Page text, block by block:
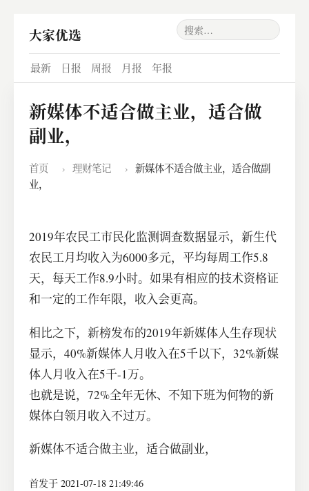
大家优选
最新 日报 周报 月报 年报
新媒体不适合做主业，适合做
副业，
首页 › 理财笔记 ›
新媒体不适合做主业，适合做副
业，
2019年农民工市民化监测调查数据显示，新生代
农民工月均收入为6000多元，平均每周工作5.8
天，每天工作8.9小时。如果有相应的技术资格证
和一定的工作年限，收入会更高。
相比之下，新榜发布的2019年新媒体人生存现状
显示，40%新媒体人月收入在5千以下，32%新媒
体人月收入在5千-1万。
也就是说，72%全年无休、不知下班为何物的新
媒体白领月收入不过万。
新媒体不适合做主业，适合做副业，
首发于 2021-07-18 21:49:46